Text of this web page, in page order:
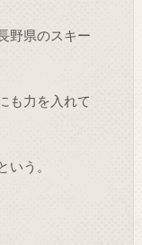
野県のスキー
も力を入れて
いう。